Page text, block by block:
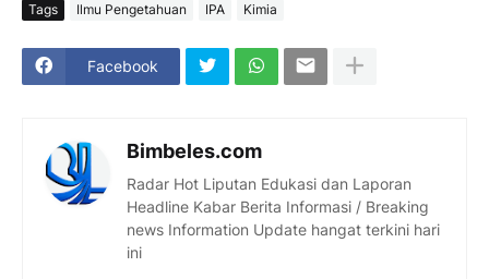
Tags Ilmu Pengetahuan IPA Kimia
Facebook
Bimbeles.com
Radar Hot Liputan Edukasi dan Laporan
Headline Kabar Berita Informasi / Breaking
news Information Update hangat terkini hari
ini